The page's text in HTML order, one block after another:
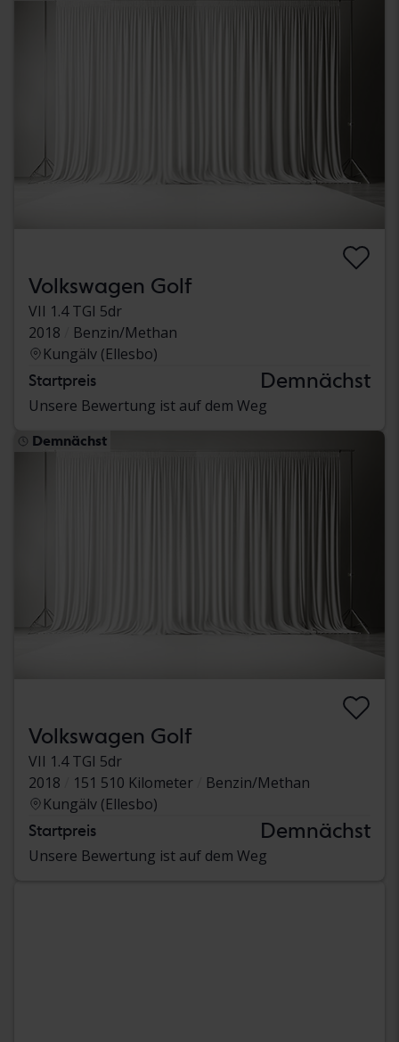
Volkswagen Golf
VII 1.4 TGI 5dr
2018
Benzin/Methan
Kungälv (Ellesbo)
Startpreis Demnächst
Unsere Bewertung ist auf dem Weg
Demnächst
Volkswagen Golf
VII 1.4 TGI 5dr
2018
151 510 Kilometer
Benzin/Methan
Kungälv (Ellesbo)
Startpreis Demnächst
Unsere Bewertung ist auf dem Weg